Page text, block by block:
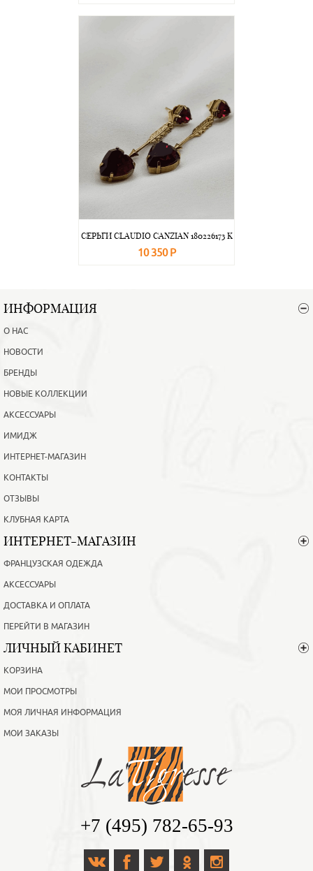
СЕРЬГИ CLAUDIO CANZIAN 180226173 K
10 350 Р
ИНФОРМАЦИЯ
О НАС
НОВОСТИ
БРЕНДЫ
НОВЫЕ КОЛЛЕКЦИИ
АКСЕССУАРЫ
ИМИДЖ
ИНТЕРНЕТ-МАГАЗИН
КОНТАКТЫ
ОТЗЫВЫ
КЛУБНАЯ КАРТА
ИНТЕРНЕТ-МАГАЗИН
ФРАНЦУЗСКАЯ ОДЕЖДА
АКСЕССУАРЫ
ДОСТАВКА И ОПЛАТА
ПЕРЕЙТИ В МАГАЗИН
ЛИЧНЫЙ КАБИНЕТ
КОРЗИНА
МОИ ПРОСМОТРЫ
МОЯ ЛИЧНАЯ ИНФОРМАЦИЯ
МОИ ЗАКАЗЫ
+7 (495) 782-65-93